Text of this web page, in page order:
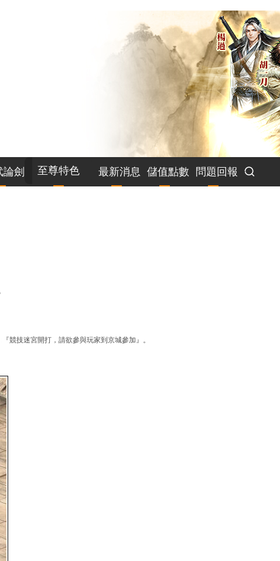
論劍 至尊特色 最新消息 儲值點數 問題回報
競技迷宮開打，請欲參與玩家到京城參加』。